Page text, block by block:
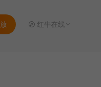
红牛在线